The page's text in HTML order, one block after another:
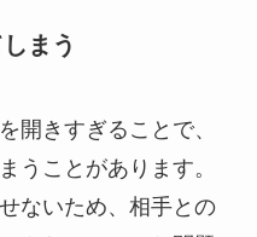
まう
開きすぎることで、
うことがあります。
ないため、相手との